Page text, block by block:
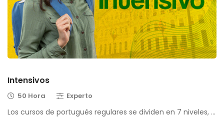
Intensivos
50 Hora Experto
Los cursos de portugués regulares se dividen en 7 niveles, …